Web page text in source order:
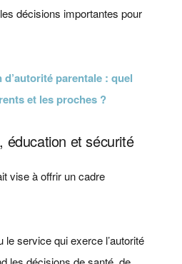
décisions importantes pour
d’autorité parentale : quel
et les proches ?
éducation et sécurité
vise à offrir un cadre
le service qui exerce l’autorité